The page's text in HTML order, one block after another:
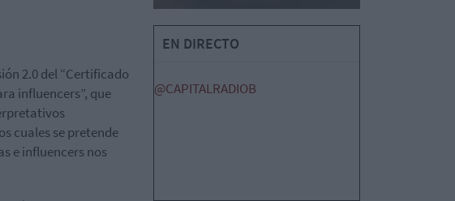
2.0 del “Certificado
influencers”, que
cuales se pretende
e influencers nos
EN DIRECTO
@CAPITALRADIOB